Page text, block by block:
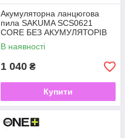
Акумуляторна ланцюгова
пила SAKUMA SCS0621
CORE БЕЗ АКУМУЛЯТОРІВ
В наявності
1 040 ₴
Купити